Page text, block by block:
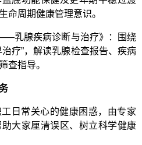
命周期健康管理意识。
——乳腺疾病诊断与治疗》：围绕
疗”，解读乳腺检查报告、疾病
查指导。
日常关心的健康困惑，由专家
大家厘清误区、树立科学健康